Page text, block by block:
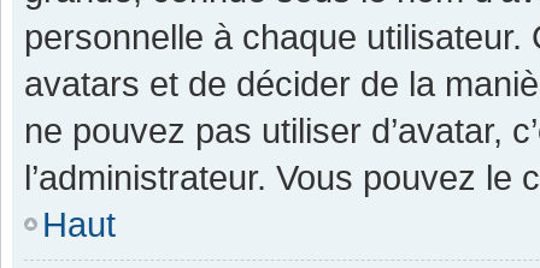
personnelle à chaque utilisateur.
avatars et de décider de la
ne pouvez pas utiliser d’avatar,
l’administrateur. Vous pouvez
Haut